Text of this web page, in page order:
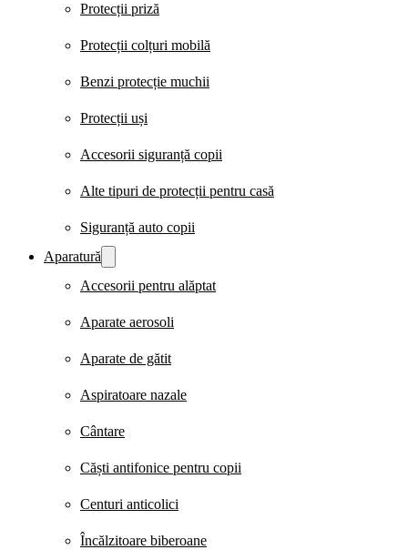
Protecții priză
Protecții colțuri mobilă
Benzi protecție muchii
Protecții uși
Accesorii siguranță copii
Alte tipuri de protecții pentru casă
Siguranță auto copii
Aparatură
Accesorii pentru alăptat
Aparate aerosoli
Aparate de gătit
Aspiratoare nazale
Cântare
Căști antifonice pentru copii
Centuri anticolici
Încălzitoare biberoane